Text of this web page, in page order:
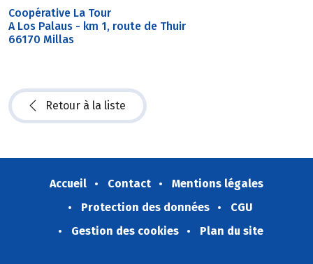
Coopérative La Tour
A Los Palaus - km 1, route de Thuir
66170 Millas
Retour à la liste
Accueil Contact
Mentions légales
Protection des données
CGU
Gestion des cookies
Plan du site